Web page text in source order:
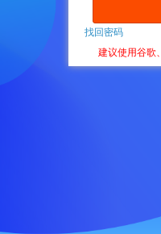
找回密码
建议使用谷歌